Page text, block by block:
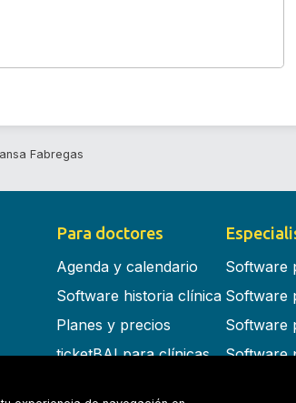
Fabregas
Para doctores
Agenda y calendario
Software historia clínica
Planes y precios
ticketBAI para clínicas
Software
Software
Software
Software